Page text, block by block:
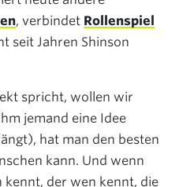
, verbindet Rollenspiel
seit Jahren Shinson
spricht, wollen wir
jemand eine Idee
hat man den besten
kann. Und wenn
der wen kennt, die